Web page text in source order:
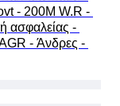
- 200M W.R -
ασφαλείας -
- Άνδρες -